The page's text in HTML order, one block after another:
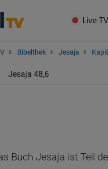
Live TV
Bibelthek Jesaja
Buch Jesaja ist Teil